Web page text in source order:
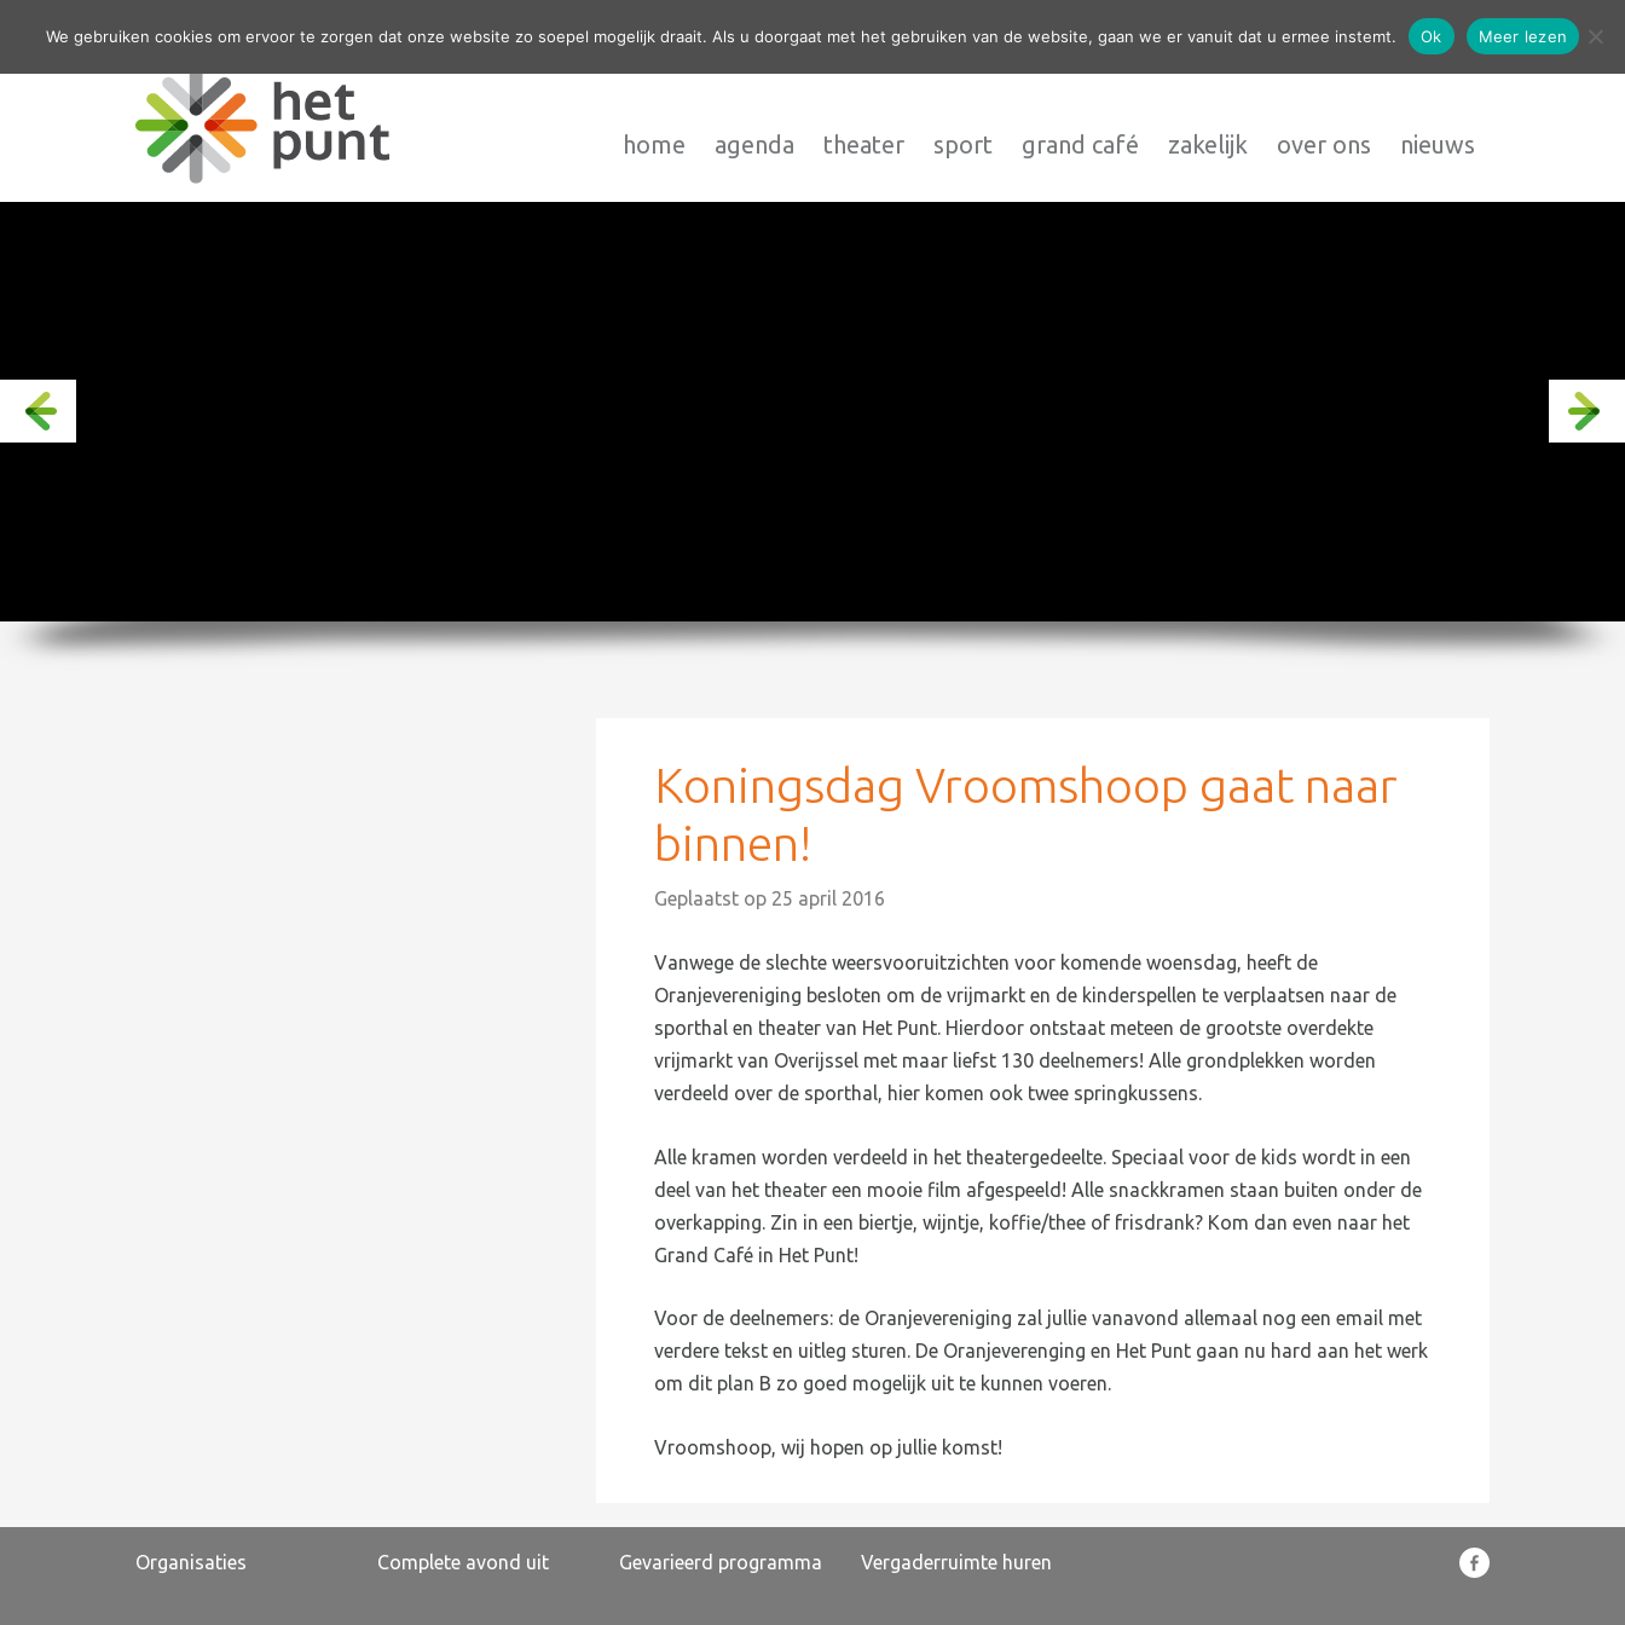
contact
home agenda theater sport grand café zakelijk over ons nieuws
Koningsdag Vroomshoop gaat naar
binnen!
Geplaatst op 25 april 2016
Vanwege de slechte weersvooruitzichten voor komende woensdag, heeft de
Oranjevereniging besloten om de vrijmarkt en de kinderspellen te verplaatsen naar de
sporthal en theater van Het Punt. Hierdoor ontstaat meteen de grootste overdekte
vrijmarkt van Overijssel met maar liefst 130 deelnemers! Alle grondplekken worden
verdeeld over de sporthal, hier komen ook twee springkussens.
Alle kramen worden verdeeld in het theatergedeelte. Speciaal voor de kids wordt in een
deel van het theater een mooie film afgespeeld! Alle snackkramen staan buiten onder de
overkapping. Zin in een biertje, wijntje, koffie/thee of frisdrank? Kom dan even naar het
Grand Café in Het Punt!
Voor de deelnemers: de Oranjevereniging zal jullie vanavond allemaal nog een email met
verdere tekst en uitleg sturen. De Oranjeverenging en Het Punt gaan nu hard aan het werk
om dit plan B zo goed mogelijk uit te kunnen voeren.
Vroomshoop, wij hopen op jullie komst!
Organisaties Complete avond uit Gevarieerd programma Vergaderruimte huren
We gebruiken cookies om ervoor te zorgen dat onze website zo soepel mogelijk draait. Als u doorgaat met het gebruiken van de website, gaan we er vanuit dat u ermee instemt. Ok Meer lezen